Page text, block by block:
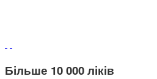
Більше 10 000 ліків